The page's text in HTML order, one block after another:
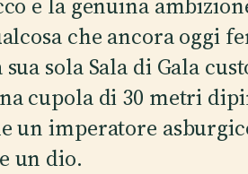
che ancora oggi
sola Sala di Gala
cupola di 30 metri
un imperatore
un dio.